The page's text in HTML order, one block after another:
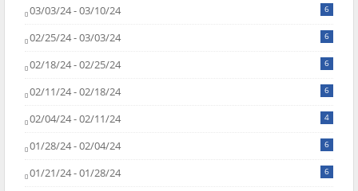
03/03/24 - 03/10/24 6
02/25/24 - 03/03/24 6
02/18/24 - 02/25/24 6
02/11/24 - 02/18/24 6
02/04/24 - 02/11/24 4
01/28/24 - 02/04/24 6
01/21/24 - 01/28/24 6